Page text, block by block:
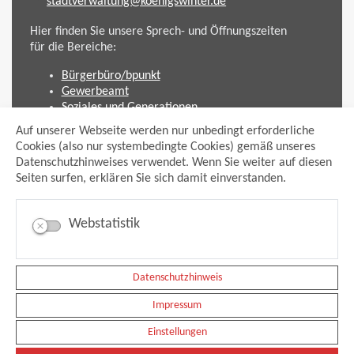
Auf unserer Webseite werden nur unbedingt erforderliche
Cookies (also nur systembedingte Cookies) gemäß unseres
Datenschutzhinweises verwendet. Wenn Sie weiter auf diesen
Seiten surfen, erklären Sie sich damit einverstanden.
Webstatistik
Datenschutzhinweis
Impressum
Einstellungen
Hier finden Sie unsere Sprech- und Öffnungszeiten
für die Bereiche:
Bürgerbüro/bpunkt
Gewerbeamt
Soziales und Generationen
Standesamt
Friedhofsverwaltung
Planen und Bauen (Bauamt)
Impressum
Datenschutzhinweis
Anmelden
Facebook
xing
Newsfeed Ausschreibungen
Newsfeed Bekanntmachungen
Erklärung Barrierefreiheit